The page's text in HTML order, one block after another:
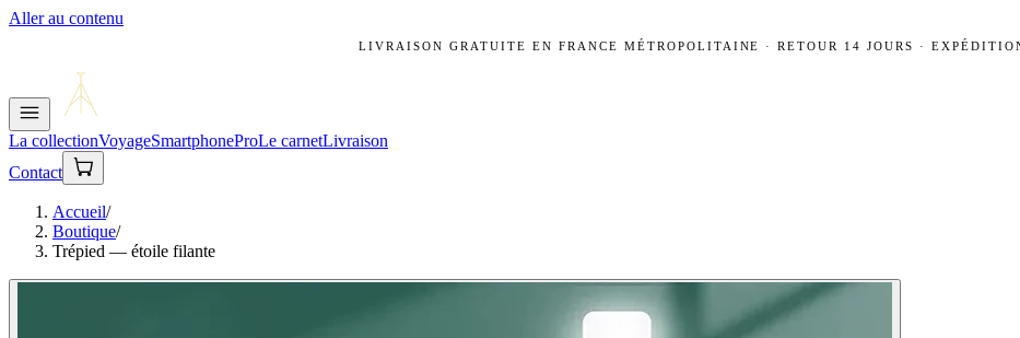
Aller au contenu
LIVRAISON GRATUITE EN FRANCE MÉTROPOLITAINE · RETOUR 14 JOURS ·
La collectionVoyageSmartphoneProLe carnetLivraison
Contact
Accueil/
Boutique/
Trépied — étoile filante